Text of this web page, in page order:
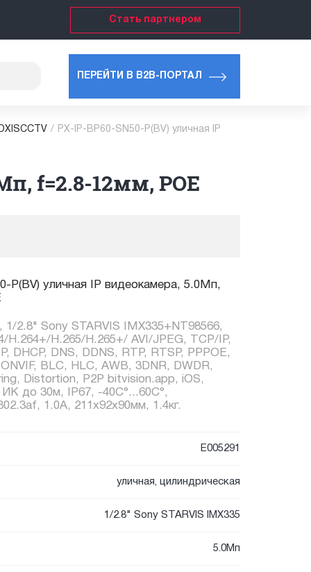
Стать партнером
ПЕРЕЙТИ В B2B-ПОРТАЛ
/ PX-IP-BP60-SN50-P(BV) уличная IP
f=2.8-12мм, POE
P(BV) уличная IP видеокамера, 5.0Мп,
1/2.8" Sony STARVIS IMX335+NT98566,
H.265/H.265+/ AVI/JPEG, TCP/IP,
DHCP, DNS, DDNS, RTP, RTSP, PPPOE,
BLC, HLC, AWB, 3DNR, DWDR,
Distortion, P2P bitvision.app, iOS,
до 30м, IP67, -40C°...60C°,
1.0А, 211x92x90мм, 1.4кг.
E005291
уличная, цилиндрическая
1/2.8" Sony STARVIS IMX335
5.0Мп